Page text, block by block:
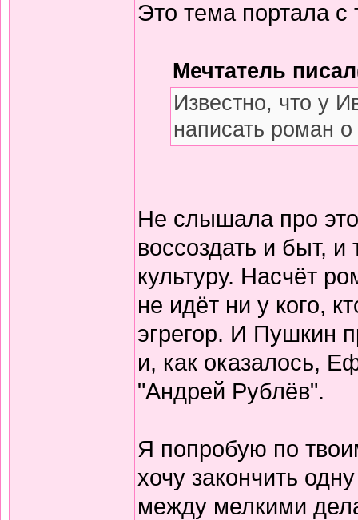
Это тема портала с
Мечтатель
Известно, что у
написать роман
Не слышала про
воссоздать и быт,
культуру. Насчёт
не идёт ни у кого,
эгрегор. И Пушкин
и, как оказалось,
"Андрей Рублёв".
Я попробую по
хочу закончить
между мелкими